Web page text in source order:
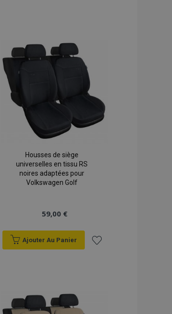
Housses de siège
universelles en tissu RS
noires adaptées pour
Volkswagen Golf
59,00 €
Ajouter Au Panier